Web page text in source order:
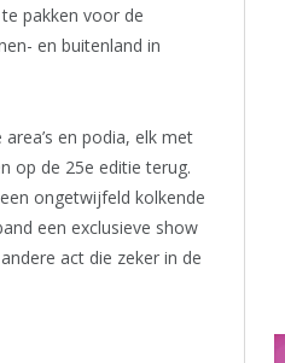
pakken voor de
en buitenland in
en podia, elk met
op de 25e editie terug.
ongetwijfeld kolkende
een exclusieve show
act die zeker in de